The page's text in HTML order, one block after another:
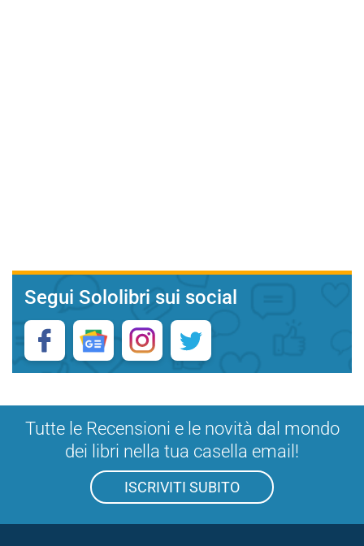
Segui Sololibri sui social
Tutte le Recensioni e le novità dal mondo
dei libri nella tua casella email!
ISCRIVITI SUBITO